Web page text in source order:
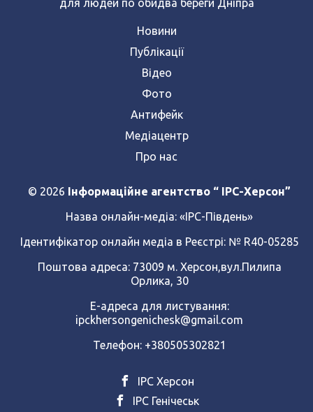
для людей по обидва береги Дніпра
Новини
Публікації
Відео
Фото
Антифейк
Медіацентр
Про нас
© 2026 Інформаційне агентство “ IPC-Херсон”
Назва онлайн-медіа: «ІРС-Південь»
Ідентифікатор онлайн медіа в Реєстрі: № R40-05285
Поштова адреса: 73009 м. Херсон,вул.Пилипа
Орлика, 30
Е-адреса для листування:
ipckhersongenichesk@gmail.com
Телефон: +380505302821
ІРС Херсон
ІРС Генічеськ